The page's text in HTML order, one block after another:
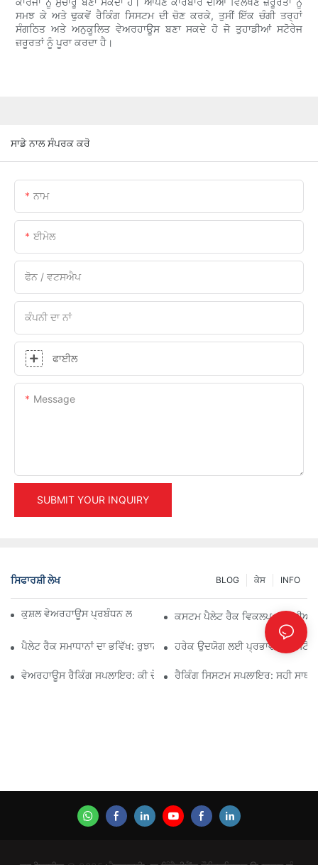
ਸਮਝ ਕੇ ਅਤੇ ਢੁਕਵੇਂ ਰੈਕਿੰਗ ਸਿਸਟਮ ਦੀ ਚੋਣ ਕਰਕੇ, ਤੁਸੀਂ ਇੱਕ ਚੰਗੀ ਤਰ੍ਹਾਂ
ਸੰਗਠਿਤ ਅਤੇ ਅਨੁਕੂਲਿਤ ਵੇਅਰਹਾਊਸ ਬਣਾ ਸਕਦੇ ਹੋ ਜੋ ਤੁਹਾਡੀਆਂ ਸਟੋਰੇਜ
ਜ਼ਰੂਰਤਾਂ ਨੂੰ ਪੂਰਾ ਕਰਦਾ ਹੈ।
ਸਾਡੇ ਨਾਲ ਸੰਪਰਕ ਕਰੋ
ਨਾਮ
ਈਮੇਲ
ਫੋਨ / ਵਟਸਐਪ
ਕੰਪਨੀ ਦਾ ਨਾਂ
ਫਾਈਲ
Message
SUBMIT YOUR INQUIRY
ਸਿਫਾਰਸ਼ੀ ਲੇਖ INFO
ਕੇਸ
BLOG
ਕੁਸ਼ਲ ਵੇਅਰਹਾਊਸ ਪ੍ਰਬੰਧਨ ਲਈ ਪ੍ਰਮੁੱਖ ਉਦਯੋਗਿਕ ਰੈਕਿੰਗ ਹੱਲ
ਕਸਟਮ ਪੈਲੇਟ ਰੈਕ ਵਿਕਲਪ: ਤੁਹਾਡੀਆਂ
ਪੈਲੇਟ ਰੈਕ ਸਮਾਧਾਨਾਂ ਦਾ ਭਵਿੱਖ: ਰੁਝਾਨ ਅਤੇ ਨਵੀਨਤਾਵਾਂਹਰੇਕ ਉਦਯੋਗ ਲਈ ਪ੍ਰਭਾਵਸ਼ਾਲੀ
ਵੇਅਰਹਾਊਸ ਰੈਕਿੰਗ ਸਪਲਾਇਰ: ਕੀ ਦੇਖਣਾ ਹੈਰੈਕਿੰਗ ਸਿਸਟਮ ਸਪਲਾਇਰ: ਸਹੀ